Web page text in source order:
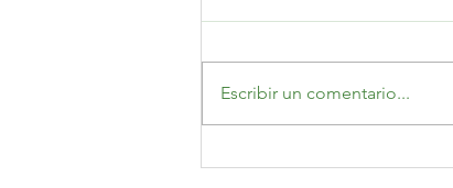
Avanza el proceso de
Escribir un comentario...